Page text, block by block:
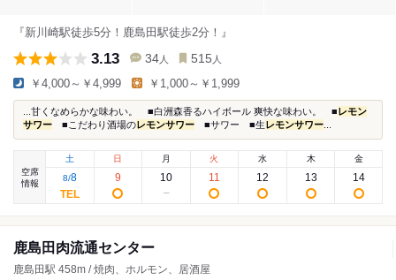
『新川崎駅徒歩5分！鹿島田駅徒歩2分！』
3.13 34 人 515 人
￥4,000～￥4,999 ￥1,000～￥1,999
...甘くなめらかな味わい。 ■白洲森香るハイボール 爽快な味わい。 ■ レモン
サワー ■こだわり酒場の レモンサワー ■サワー ■生 レモンサワー
空席
情報
土
8/8
日
9
月
10
火
11
水
12
木
13
金
14
鹿島田肉流通センター
鹿島田駅 458m / 焼肉、ホルモン、居酒屋